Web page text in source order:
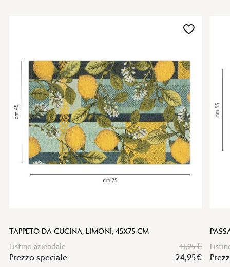
TAPPETO DA CUCINA, LIMONI, 45X75 CM
Listino aziendale
41,95 €
Prezzo speciale 24,95 €
Aggiungi